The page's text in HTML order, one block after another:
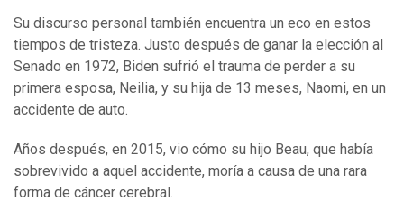
Su discurso personal también encuentra un eco en estos
tiempos de tristeza. Justo después de ganar la elección al
Senado en 1972, Biden sufrió el trauma de perder a su
primera esposa, Neilia, y su hija de 13 meses, Naomi, en un
accidente de auto.
Años después, en 2015, vio cómo su hijo Beau, que había
sobrevivido a aquel accidente, moría a causa de una rara
forma de cáncer cerebral.